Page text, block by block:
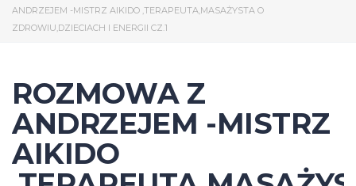
ANDRZEJEM -MISTRZ AIKIDO ,TERAPEUTA,MASAŻYSTA O
ZDROWIU,DZIECIACH I ENERGII CZ.1
ROZMOWA Z
ANDRZEJEM -MISTRZ
AIKIDO